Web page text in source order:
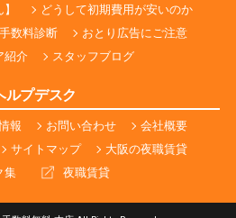
どうして初期費用が安いのか
数料診断
おとり広告にご注意
紹介
スタッフブログ
ルプデスク
報 お問い合わせ
会社概要
サイトマップ
大阪の夜職賃貸
集
夜職賃貸